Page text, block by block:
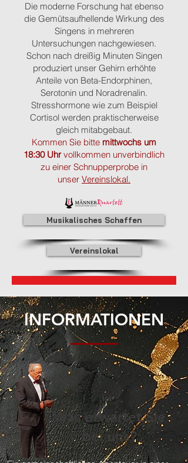
Die moderne Forschung hat ebenso
die Gemütsaufhellende Wirkung des
Singens in mehreren
Untersuchungen nachgewiesen.
Schon nach dreißig Minuten Singen
produziert unser Gehirn erhöhte
Anteile von Beta-Endorphinen,
Serotonin und Noradrenalin.
Stresshormone wie zum Beispiel
Cortisol werden praktischerweise
gleich mitabgebaut.
Kommen Sie bitte mittwochs um
18:30 Uhrvollkommen unverbindlich
zu einer Schnupperprobe in
unser Vereinslokal.
Musikalisches Schaffen
Vereinslokal
INFORMATIONEN
Was erwartet Sie
bei uns?